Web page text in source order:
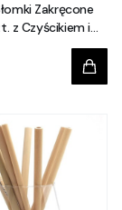
Zakręcone
z Czyścikiem i